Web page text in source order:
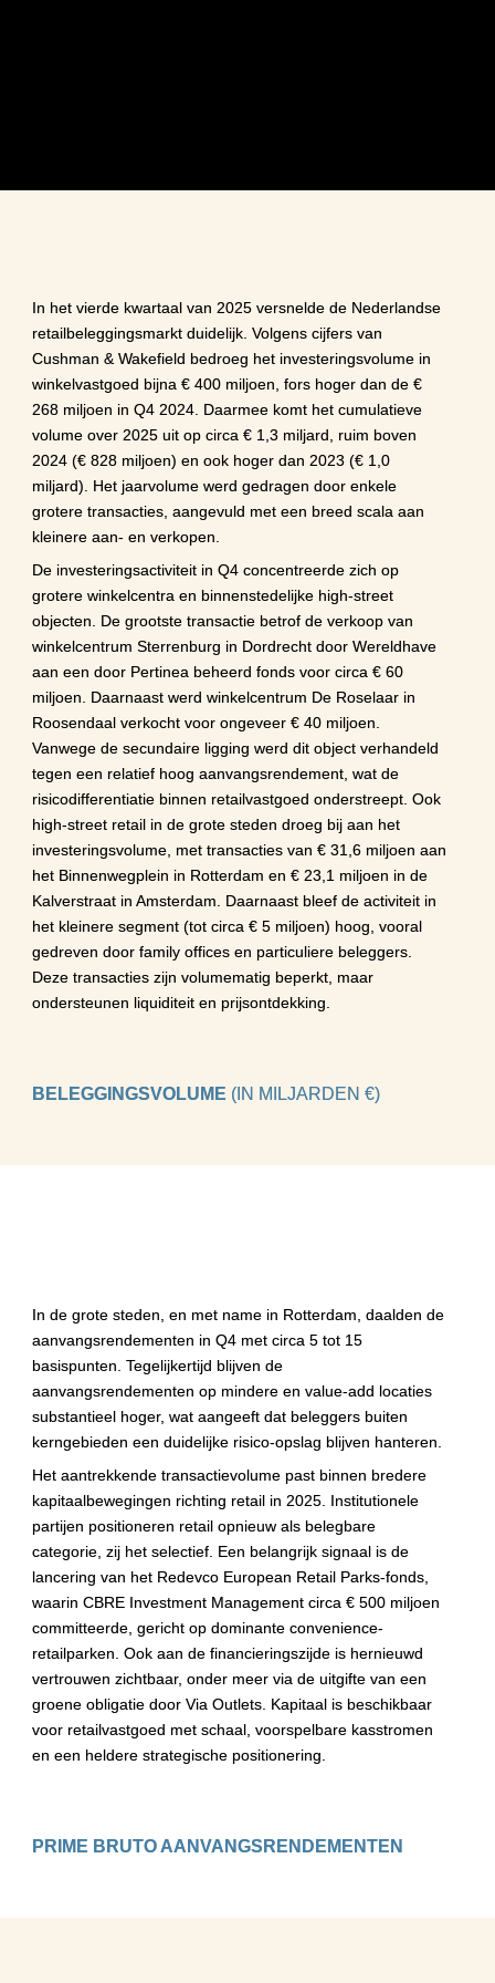
In het vierde kwartaal van 2025 versnelde de Nederlandse
retailbeleggingsmarkt duidelijk. Volgens cijfers van
Cushman & Wakefield bedroeg het investeringsvolume in
winkelvastgoed bijna € 400 miljoen, fors hoger dan de €
268 miljoen in Q4 2024. Daarmee komt het cumulatieve
volume over 2025 uit op circa € 1,3 miljard, ruim boven
2024 (€ 828 miljoen) en ook hoger dan 2023 (€ 1,0
miljard). Het jaarvolume werd gedragen door enkele
grotere transacties, aangevuld met een breed scala aan
kleinere aan- en verkopen.
De investeringsactiviteit in Q4 concentreerde zich op
grotere winkelcentra en binnenstedelijke high-street
objecten. De grootste transactie betrof de verkoop van
winkelcentrum Sterrenburg in Dordrecht door Wereldhave
aan een door Pertinea beheerd fonds voor circa € 60
miljoen. Daarnaast werd winkelcentrum De Roselaar in
Roosendaal verkocht voor ongeveer € 40 miljoen.
Vanwege de secundaire ligging werd dit object verhandeld
tegen een relatief hoog aanvangsrendement, wat de
risicodifferentiatie binnen retailvastgoed onderstreept. Ook
high-street retail in de grote steden droeg bij aan het
investeringsvolume, met transacties van € 31,6 miljoen aan
het Binnenwegplein in Rotterdam en € 23,1 miljoen in de
Kalverstraat in Amsterdam. Daarnaast bleef de activiteit in
het kleinere segment (tot circa € 5 miljoen) hoog, vooral
gedreven door family offices en particuliere beleggers.
Deze transacties zijn volumematig beperkt, maar
ondersteunen liquiditeit en prijsontdekking.
BELEGGINGSVOLUME (IN MILJARDEN €)
In de grote steden, en met name in Rotterdam, daalden de
aanvangsrendementen in Q4 met circa 5 tot 15
basispunten. Tegelijkertijd blijven de
aanvangsrendementen op mindere en value-add locaties
substantieel hoger, wat aangeeft dat beleggers buiten
kerngebieden een duidelijke risico-opslag blijven hanteren.
Het aantrekkende transactievolume past binnen bredere
kapitaalbewegingen richting retail in 2025. Institutionele
partijen positioneren retail opnieuw als belegbare
categorie, zij het selectief. Een belangrijk signaal is de
lancering van het Redevco European Retail Parks-fonds,
waarin CBRE Investment Management circa € 500 miljoen
committeerde, gericht op dominante convenience-
retailparken. Ook aan de financieringszijde is hernieuwd
vertrouwen zichtbaar, onder meer via de uitgifte van een
groene obligatie door Via Outlets. Kapitaal is beschikbaar
voor retailvastgoed met schaal, voorspelbare kasstromen
en een heldere strategische positionering.
PRIME BRUTO AANVANGSRENDEMENTEN